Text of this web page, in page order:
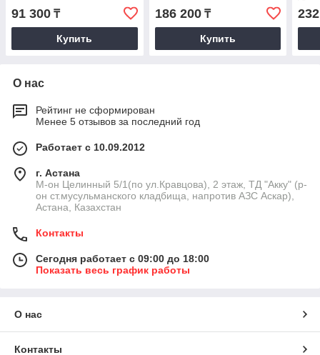
91 300 ₸
Купить
186 200₸
Купить
О нас
Рейтинг не сформирован
Менее 5 отзывов за последний год
Работает с 10.09.2012
г. Астана
М-он Целинный 5/1(по ул.Кравцова), 2 этаж, ТД "Акку" (р-
он ст.мусульманского кладбища, напротив АЗС Аскар),
Астана, Казахстан
Контакты
Сегодня работает с 09:00 до 18:00
Показать весь график работы
О нас
Контакты